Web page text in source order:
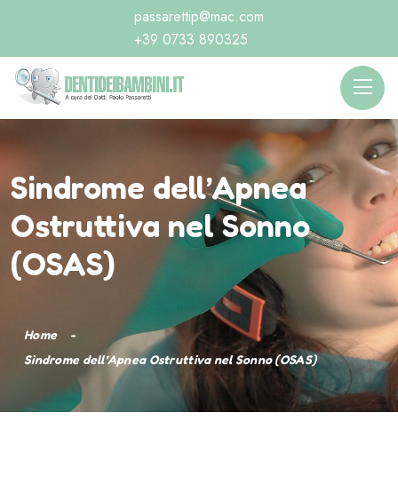
passarettip@mac.com
+39 0733 890325
Sindrome dell’Apnea
Ostruttiva nel Sonno
(OSAS)
Home
Sindrome dell’Apnea Ostruttiva nel Sonno (OSAS)